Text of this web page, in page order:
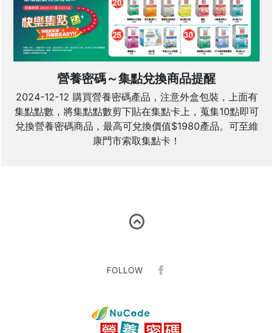
營養密碼～集點兌換商品提醒
2024-12-12 購買營養密碼產品，注意外盒包裝，上面有
集點點數，將集點點數剪下貼在集點卡上，蒐集10點即可
兌換營養密碼商品，最高可兌換價值$1980產品。可至維
康門市索取集點卡！
FOLLOW